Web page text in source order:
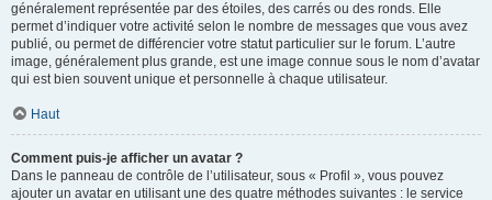
généralement représentée par des étoiles, des carrés ou des ronds. Elle
permet d’indiquer votre activité selon le nombre de messages que vous avez
publié, ou permet de différencier votre statut particulier sur le forum. L’autre
image, généralement plus grande, est une image connue sous le nom d’avatar
qui est bien souvent unique et personnelle à chaque utilisateur.
Haut
Comment puis-je afficher un avatar ?
Dans le panneau de contrôle de l’utilisateur, sous « Profil », vous pouvez
ajouter un avatar en utilisant une des quatre méthodes suivantes : le service